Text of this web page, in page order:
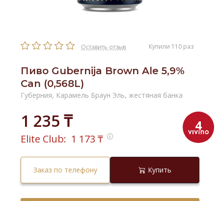
Оставить отзыв Купили 110 раз
Пиво Gubernija Brown Ale 5,9%
Can (0,568L)
Губерния, Карамель Браун Эль, жестяная банка
1 235 ₸ 4
Elite Club: 1 173 ₸
Заказ по телефону Купить